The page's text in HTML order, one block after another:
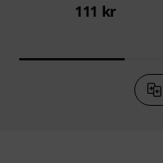
111 kr